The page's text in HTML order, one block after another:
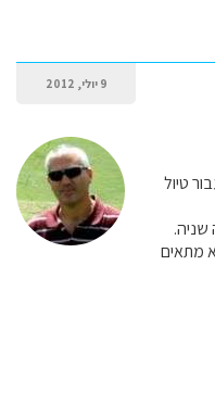
9 יולי, 2012
עבור טיול
מתאים